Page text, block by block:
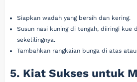
Siapkan wadah yang bersih dan kering.
Susun nasi kuning di tengah, diiringi kue
sekelilingnya.
Tambahkan rangkaian bunga di atas
5. Kiat Sukses untuk